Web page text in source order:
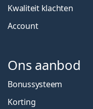
Kwaliteit klachten
Account
Ons aanbod
Bonussysteem
Korting